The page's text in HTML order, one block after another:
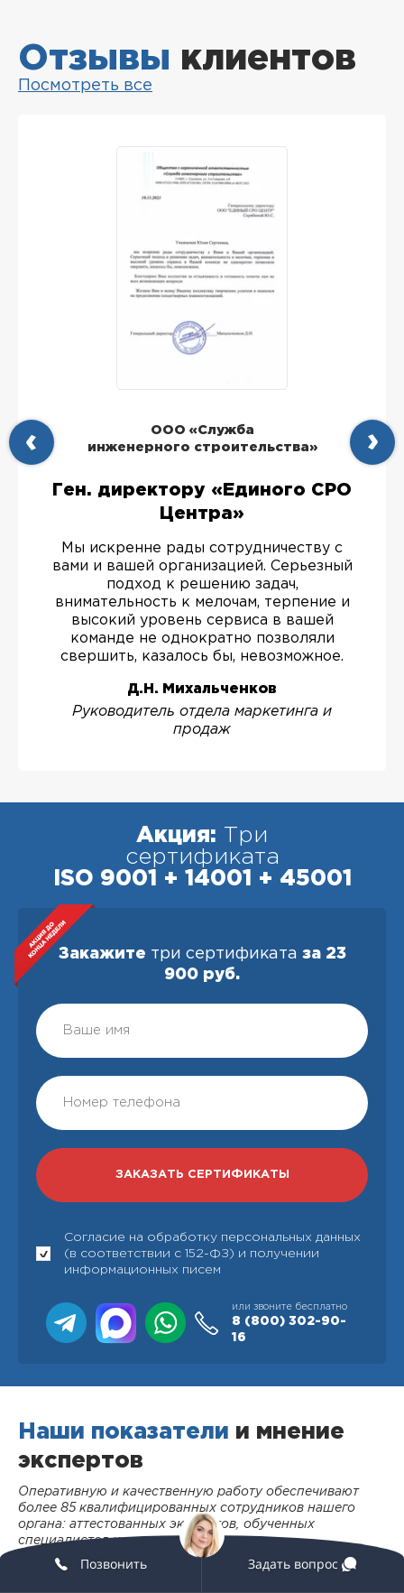
Отзывы клиентов
Посмотреть все
ООО «Служба
инженерного строительства»
Ген. директору «Единого СРО
Центра»
Мы искренне рады сотрудничеству с
вами и вашей организацией. Серьезный
подход к решению задач,
внимательность к мелочам, терпение и
высокий уровень сервиса в вашей
команде не однократно позволяли
свершить, казалось бы, невозможное.
Д.Н. Михальченков
Руководитель отдела маркетинга и
продаж
Акция: Три
сертификата
ISO 9001 + 14001 + 45001
Закажите три сертификата за 23
900 руб.
Согласие на обработку персональных данных
(в соответствии с 152-ФЗ) и получении
информационных писем
или звоните бесплатно
8 (800) 302-90-
16
Наши показатели и мнение
экспертов
Оперативную и качественную работу обеспечивают
более 85 квалифицированных сотрудников нашего
органа: аттестованных экспертов, обученных
специалистов и менеджеров
Позвонить Задать вопрос